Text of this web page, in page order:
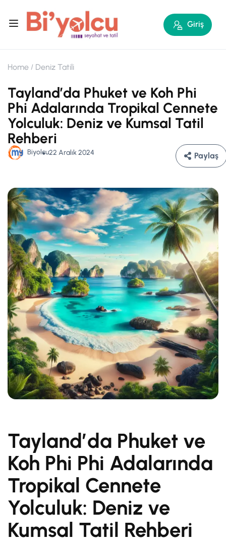
Giriş
Home Deniz Tatili
Taylandʼda Phuket ve Koh Phi
Phi Adalarında Tropikal Cennete
Yolculuk: Deniz ve Kumsal Tatil
Rehberi
Biyolcu22 Aralık 2024 Paylaş
Taylandʼda Phuket ve
Koh Phi Phi Adalarında
Tropikal Cennete
Yolculuk: Deniz ve
Kumsal Tatil Rehberi